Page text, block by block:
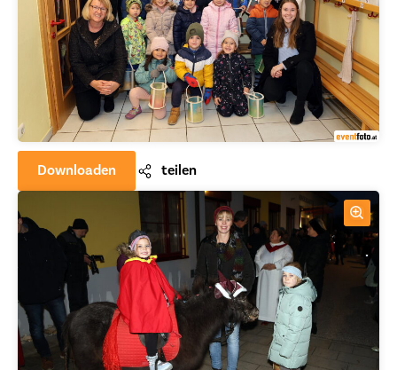
Downloaden teilen